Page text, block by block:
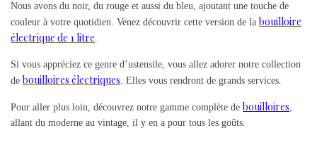
Nous avons du noir, du rouge et aussi du bleu, ajoutant une touche de
couleur à votre quotidien. Venez découvrir cette version de la bouilloire
électrique de 1 litre.
Si vous appréciez ce genre d’ustensile, vous allez adorer notre collection
de bouilloires électriques. Elles vous rendront de grands services.
Pour aller plus loin, découvrez notre gamme complète de bouilloires,
allant du moderne au vintage, il y en a pour tous les goûts.